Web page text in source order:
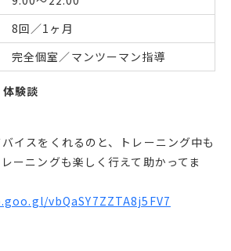
8回／1ヶ月
完全個室／マンツーマン指導
験談
イスをくれるのと、トレーニング中も
ーニングも楽しく行えて助かってま
vbQaSY7ZZTA8j5FV7